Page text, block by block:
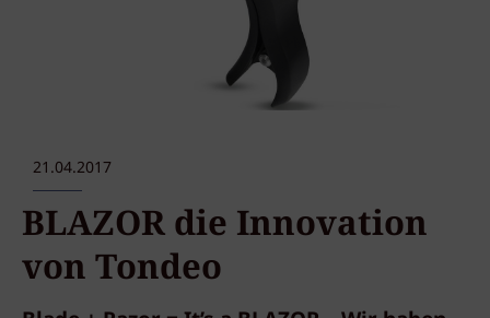
21.04.2017
BLAZOR die Innovation
von Tondeo